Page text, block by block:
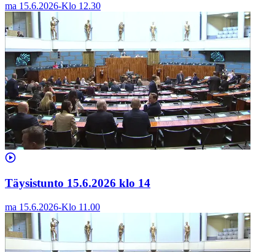
ma 15.6.2026-Klo 12.30
Täysistunto 15.6.2026 klo 14
ma 15.6.2026-Klo 11.00